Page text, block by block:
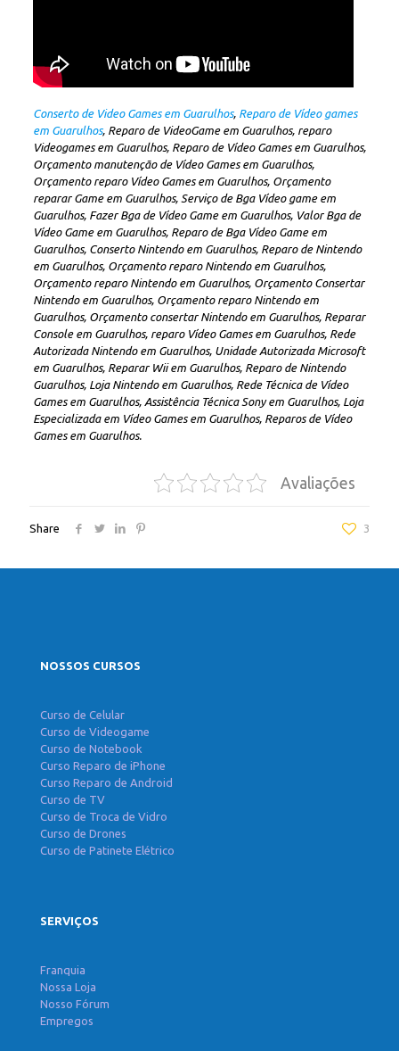
Conserto de Video Games em Guarulhos, Reparo de Vídeo games
em Guarulhos, Reparo de VideoGame em Guarulhos, reparo
Videogames em Guarulhos, Reparo de Vídeo Games em Guarulhos,
Orçamento manutenção de Vídeo Games em Guarulhos,
Orçamento reparo Vídeo Games em Guarulhos, Orçamento
reparar Game em Guarulhos, Serviço de Bga Vídeo game em
Guarulhos, Fazer Bga de Vídeo Game em Guarulhos, Valor Bga de
Vídeo Game em Guarulhos, Reparo de Bga Vídeo Game em
Guarulhos, Conserto Nintendo em Guarulhos, Reparo de Nintendo
em Guarulhos, Orçamento reparo Nintendo em Guarulhos,
Orçamento reparo Nintendo em Guarulhos, Orçamento Consertar
Nintendo em Guarulhos, Orçamento reparo Nintendo em
Guarulhos, Orçamento consertar Nintendo em Guarulhos, Reparar
Console em Guarulhos, reparo Vídeo Games em Guarulhos, Rede
Autorizada Nintendo em Guarulhos, Unidade Autorizada Microsoft
em Guarulhos, Reparar Wii em Guarulhos, Reparo de Nintendo
Guarulhos, Loja Nintendo em Guarulhos, Rede Técnica de Vídeo
Games em Guarulhos, Assistência Técnica Sony em Guarulhos, Loja
Especializada em Vídeo Games em Guarulhos, Reparos de Vídeo
Games em Guarulhos.
Avaliações
Share 3
NOSSOS CURSOS
Curso de Celular
Curso de Videogame
Curso de Notebook
Curso Reparo de iPhone
Curso Reparo de Android
Curso de TV
Curso de Troca de Vidro
Curso de Drones
Curso de Patinete Elétrico
SERVIÇOS
Franquia
Nossa Loja
Nosso Fórum
Empregos